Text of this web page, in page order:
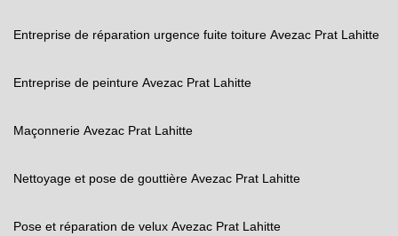
Entreprise de réparation urgence fuite toiture Avezac Prat Lahitte
Entreprise de peinture Avezac Prat Lahitte
Maçonnerie Avezac Prat Lahitte
Nettoyage et pose de gouttière Avezac Prat Lahitte
Pose et réparation de velux Avezac Prat Lahitte